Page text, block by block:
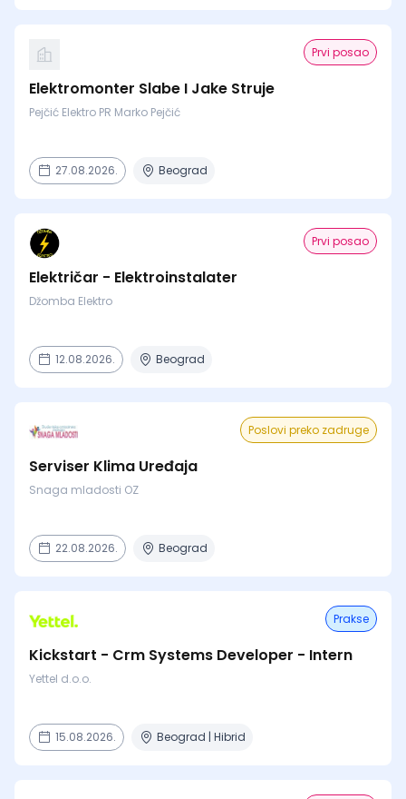
Prvi posao
Elektromonter Slabe I Jake Struje
Pejčić Elektro PR Marko Pejčić
27.08.2026. Beograd
Prvi posao
Električar - Elektroinstalater
Džomba Elektro
12.08.2026. Beograd
Poslovi preko zadruge
Serviser Klima Uređaja
Snaga mladosti OZ
22.08.2026. Beograd
Prakse
Kickstart - Crm Systems Developer - Intern
Yettel d.o.o.
15.08.2026. Beograd | Hibrid